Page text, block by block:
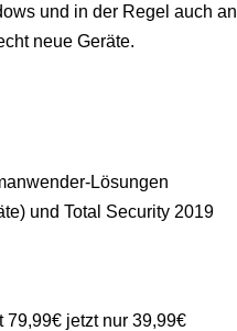
und in der Regel auch an
neue Geräte.
Lösungen
und Total Security 2019
79,99€ jetzt nur 39,99€